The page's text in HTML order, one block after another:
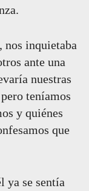
nos inquietaba
ante una
nuestras
teníamos
y quiénes
que
ya se sentía